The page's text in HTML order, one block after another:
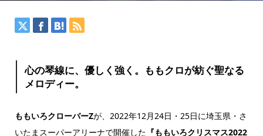
心の琴線に、優しく強く。ももクロが紡ぐ聖なる
メロディー。
ももいろクローバーZが、2022年12月24日・25日に埼玉県・さ
いたまスーパーアリーナで開催した 『ももいろクリスマス2022